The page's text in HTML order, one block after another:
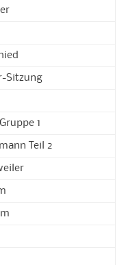
Sitzung
1
Teil 2